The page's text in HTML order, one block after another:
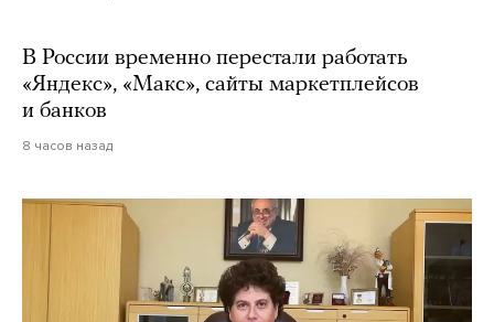
В России временно перестали работать
«Яндекс», «Макс», сайты маркетплейсов
и банков
8 часов назад